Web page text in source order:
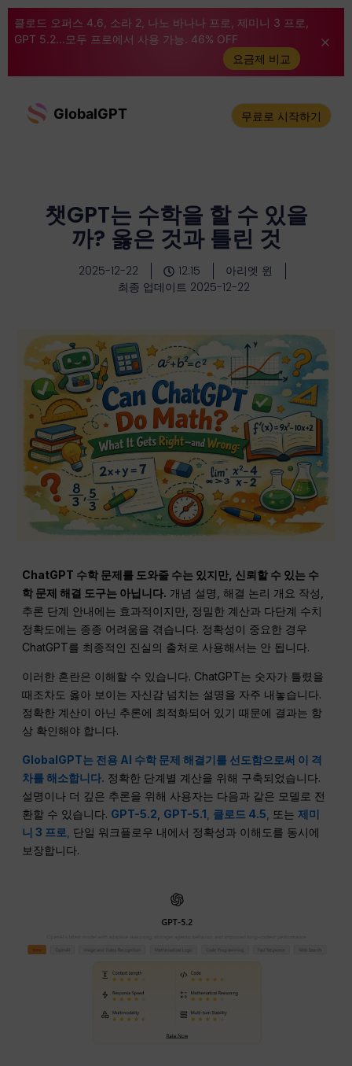
클로드 오퍼스 4.6, 소라 2, 나노 바나나 프로, 제미니 3 프로,
GPT 5.2...모두 프로에서 사용 가능. 46% OFF
요금제 비교
GlobalGPT 무료로 시작하기
챗GPT는 수학을 할 수 있을
까? 옳은 것과 틀린 것
2025-12-22 12:15
아리엣 윈
최종 업데이트 2025-12-22
ChatGPT 수학 문제를 도와줄 수는 있지만, 신뢰할 수 있는 수
학 문제 해결 도구는 아닙니다. 개념 설명, 해결 논리 개요 작성,
추론 단계 안내에는 효과적이지만, 정밀한 계산과 다단계 수치
정확도에는 종종 어려움을 겪습니다. 정확성이 중요한 경우
ChatGPT를 최종적인 진실의 출처로 사용해서는 안 됩니다.
이러한 혼란은 이해할 수 있습니다. ChatGPT는 숫자가 틀렸을
때조차도 옳아 보이는 자신감 넘치는 설명을 자주 내놓습니다.
정확한 계산이 아닌 추론에 최적화되어 있기 때문에 결과는 항
상 확인해야 합니다.
GlobalGPT는 전용 AI 수학 문제 해결기를 선도함으로써 이 격
차를 해소합니다. 정확한 단계별 계산을 위해 구축되었습니다.
설명이나 더 깊은 추론을 위해 사용자는 다음과 같은 모델로 전
환할 수 있습니다. GPT-5.2, GPT-5.1 , 클로드 4.5, 또는제미
니 3 프로, 단일 워크플로우 내에서 정확성과 이해도를 동시에
보장합니다.